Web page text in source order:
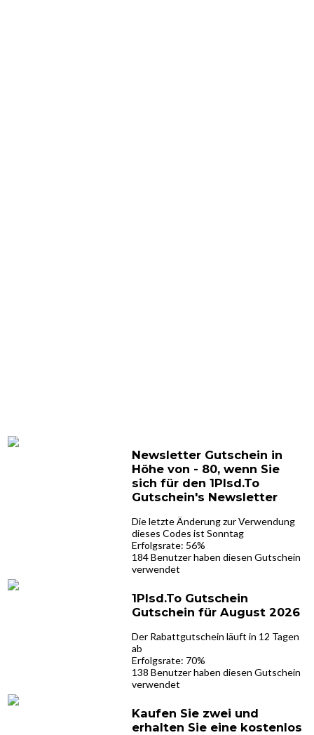
Newsletter Gutschein in
Höhe von - 80, wenn Sie
sich für den 1Plsd.To
Gutschein's Newsletter
Die letzte Änderung zur Verwendung
dieses Codes ist Sonntag
Erfolgsrate: 56%
184 Benutzer haben diesen Gutschein
verwendet
1Plsd.To Gutschein
Gutschein für August 2026
Der Rabattgutschein läuft in 12 Tagen
ab
Erfolgsrate: 70%
138 Benutzer haben diesen Gutschein
verwendet
Kaufen Sie zwei und
erhalten Sie eine kostenlos